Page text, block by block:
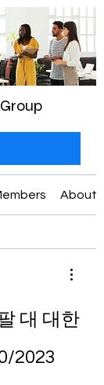
About
대 대한
2023